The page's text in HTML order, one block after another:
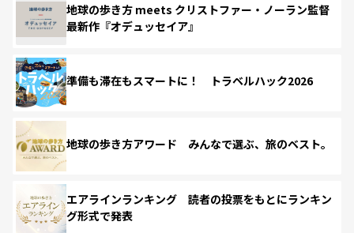
地球の歩き方 meets クリストファー・ノーラン監督
最新作『オデュッセイア』
準備も滞在もスマートに！ トラベルハック2026
地球の歩き方アワード みんなで選ぶ、旅のベスト。
エアラインランキング 読者の投票をもとにランキン
グ形式で発表